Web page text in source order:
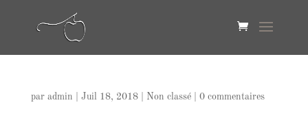
par admin Juil 18, 2018| Non classé| 0 commentaires